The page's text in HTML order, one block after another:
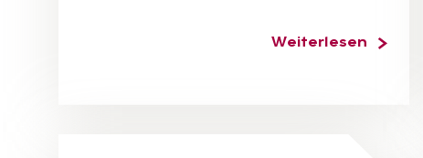
Weiterlesen